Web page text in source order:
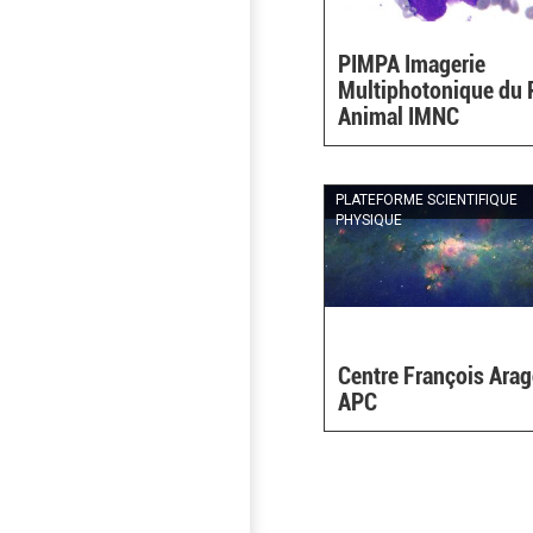
PIMPA Imagerie
Multiphotonique du
Animal IMNC
PLATEFORME SCIENTIFIQUE
PHYSIQUE
Centre François
APC